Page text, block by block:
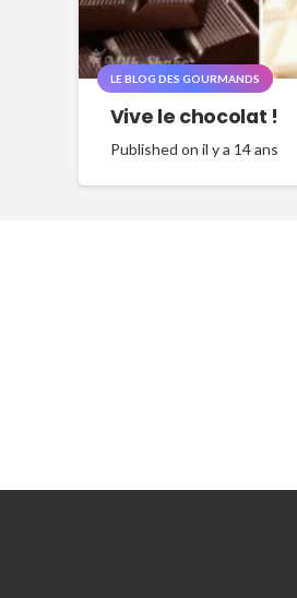
LE BLOG DES GOURMANDS
Vive le chocolat !
Published on il y a 14 ans